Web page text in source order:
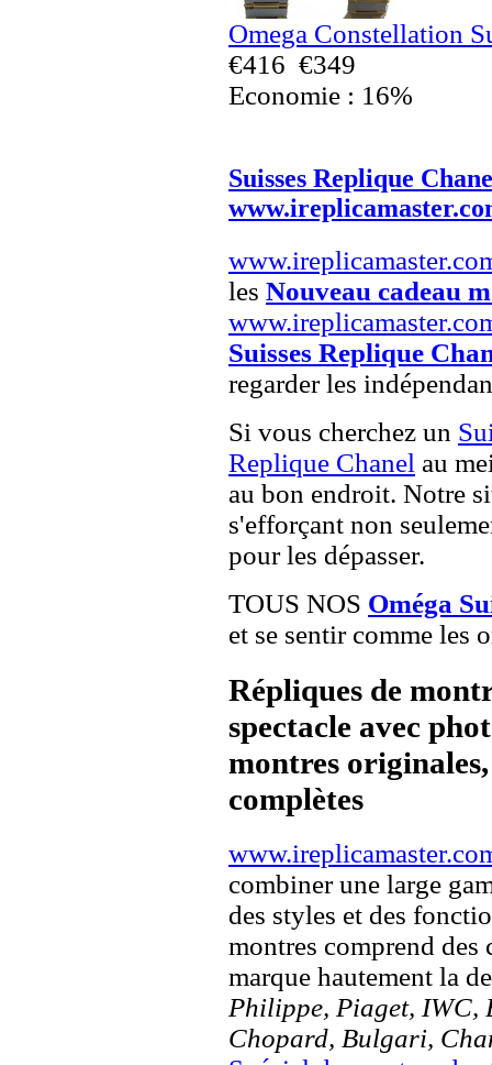
Omega Constellation
€416 €349
Economie : 16%
Suisses Replique
les Nouveau cadeau
Suisses Replique
regarder les
Si vous cherchez un
Replique Chanel au
au bon endroit. Notre
s'efforçant non
pour les dépasser.
TOUS NOS Oméga
et se sentir comme les
Répliques de
spectacle avec
montres
complètes
combiner une large
des styles et des
montres comprend des
marque hautement la
Philippe, Piaget, IWC,
Chopard, Bulgari,